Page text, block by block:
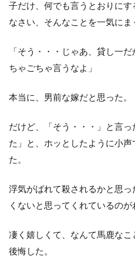
子だけ、何でも言うとおりにす
なさい、そんなことを一気にま
「そう・・・じゃあ、貸し一
ちゃごちゃ言うなよ」
本当に、男前な嫁だと思った。
だけど、「そう・・・」と言
た」と、ホッとしたように小
た。
浮気がばれて殺されるかと思
くないと思ってくれているのが
凄く嬉しくて、なんて馬鹿な
後悔した。